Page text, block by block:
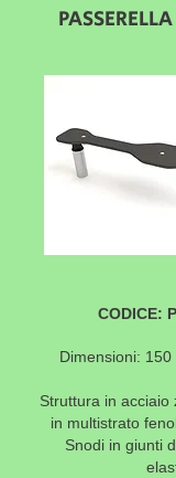
CODICE:
Dimensioni: 150
Struttura in acciaio
in multistrato
Snodi in giunti